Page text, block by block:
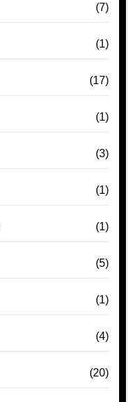
(7)
(1)
(17)
(1)
(3)
(1)
(1)
(5)
(1)
(4)
(20)